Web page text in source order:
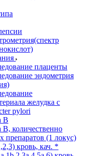
плаценты
эндометрия
желудка с
pylori
B
количественно
препаратов (1 локус)
кровь, кач. *